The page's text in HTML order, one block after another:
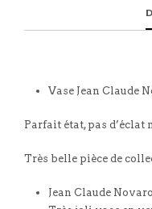
Vase Jean Claude
Parfait état, pas d’éclat
Très belle pièce de
Jean Claude